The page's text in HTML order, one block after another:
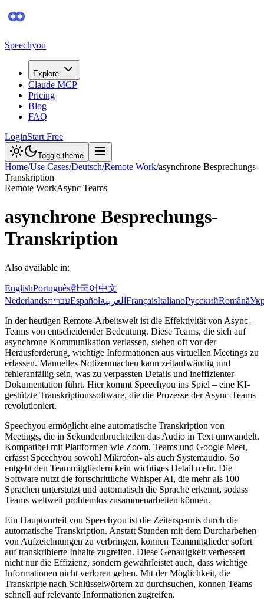
Speechyou
Explore
Claude MCP
Pricing
Blog
FAQ
LoginStart Free
Toggle theme
Home/Use Cases/Deutsch/Remote Work/asynchrone Besprechungs-
Transkription
Remote WorkAsync Teams
asynchrone Besprechungs-
Transkription
Also available in:
EnglishPortuguês한국어中文
NederlandsעבריתEspañolالعربية FrançaisItalianoРусскийRomână
In der heutigen Remote-Arbeitswelt ist die Effektivität von Async-
Teams von entscheidender Bedeutung. Diese Teams, die sich auf
asynchrone Kommunikation verlassen, stehen oft vor der
Herausforderung, wichtige Informationen aus virtuellen Meetings zu
erfassen. Manuelles Notizenmachen kann zeitaufwändig und
fehleranfällig sein, was zu verpassten Details und ineffizienter
Dokumentation führt. Hier kommt Speechyou ins Spiel – eine KI-
gestützte Transkriptionssoftware, die die Prozesse der Async-Teams
revolutioniert.
Speechyou ermöglicht eine automatische Transkription von
Meetings, die in Sekundenbruchteilen das Audio in Text umwandelt.
Kompatibel mit Plattformen wie Zoom, Teams und Google Meet,
erfasst Speechyou sowohl Mikrofon- als auch Systemaudio. So
entgeht den Teammitgliedern kein wichtiges Detail mehr. Die
Software nutzt die fortschrittliche Whisper AI, die mehr als 100
Sprachen unterstützt und automatisch die Sprache erkennt, sodass
Teams weltweit problemlos zusammenarbeiten können.
Ein Hauptvorteil von Speechyou ist die Zeitersparnis durch die
automatische Transkription. Anstatt Stunden mit dem Durcharbeiten
von Aufzeichnungen zu verbringen, können Teammitglieder sofort
auf transkribierte Inhalte zugreifen. Diese Genauigkeit verbessert
nicht nur die Effizienz, sondern gewährleistet auch, dass wichtige
Informationen nicht verloren gehen. Mit der Möglichkeit, die
Transkripte nach Schlüsselwörtern zu durchsuchen, können Teams
schnell auf relevante Informationen zugreifen.